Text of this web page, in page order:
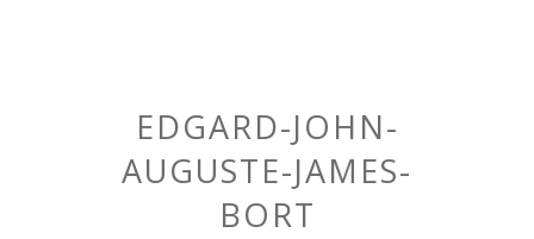
EDGARD-JOHN-
AUGUSTE-JAMES-
BORT